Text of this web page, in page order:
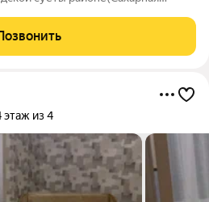
и жить. О КВАРТИРЕ:Одна из
того времени,с
этаж из 4